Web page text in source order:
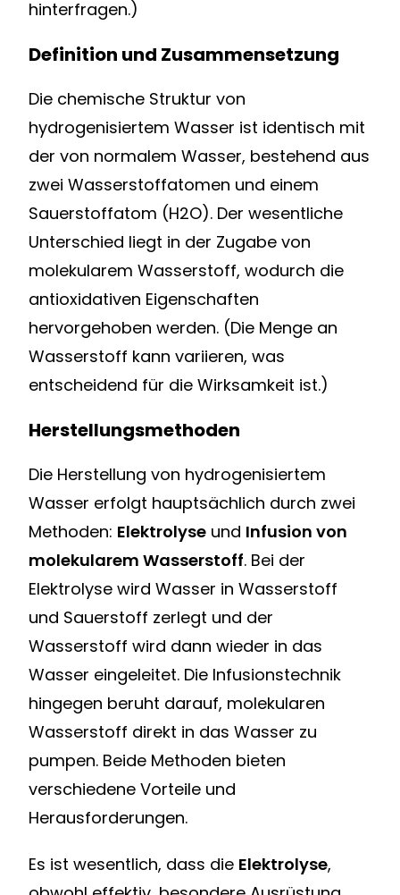
hinterfragen.)
Definition und Zusammensetzung
Die chemische Struktur von
hydrogenisiertem Wasser ist identisch mit
der von normalem Wasser, bestehend aus
zwei Wasserstoffatomen und einem
Sauerstoffatom (H2O). Der wesentliche
Unterschied liegt in der Zugabe von
molekularem Wasserstoff, wodurch die
antioxidativen Eigenschaften
hervorgehoben werden. (Die Menge an
Wasserstoff kann variieren, was
entscheidend für die Wirksamkeit ist.)
Herstellungsmethoden
Die Herstellung von hydrogenisiertem
Wasser erfolgt hauptsächlich durch zwei
Methoden: Elektrolyse und Infusion von
molekularem Wasserstoff. Bei der
Elektrolyse wird Wasser in Wasserstoff
und Sauerstoff zerlegt und der
Wasserstoff wird dann wieder in das
Wasser eingeleitet. Die Infusionstechnik
hingegen beruht darauf, molekularen
Wasserstoff direkt in das Wasser zu
pumpen. Beide Methoden bieten
verschiedene Vorteile und
Herausforderungen.
Es ist wesentlich, dass die Elektrolyse,